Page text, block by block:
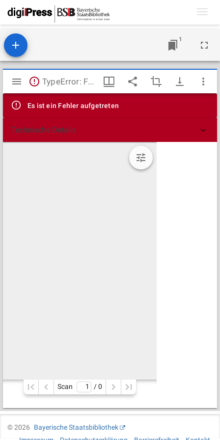
1
Mirador
Viewer
TypeError: Failed to fetch
Es ist ein Fehler aufgetreten
Technische Details
Scan / 0
©2026
Bayerische Staatsbibliothek